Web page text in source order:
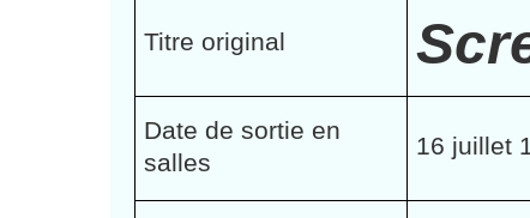
Titre original
Date de sortie en
salles
16 juillet